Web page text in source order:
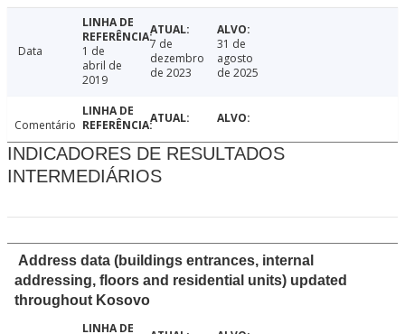
Data
1 de
abril de
2019
7 de
dezembro
de 2023
31 de
agosto
de 2025
Comentário
INDICADORES DE RESULTADOS
INTERMEDIÁRIOS
Address data (buildings entrances, internal
addressing, floors and residential units) updated
throughout Kosovo